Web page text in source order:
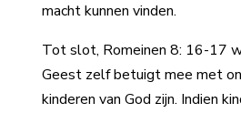
macht kunnen vinden.
Tot slot, Romeinen 8: 16-17
Geest zelf betuigt mee met
kinderen van God zijn. Indien